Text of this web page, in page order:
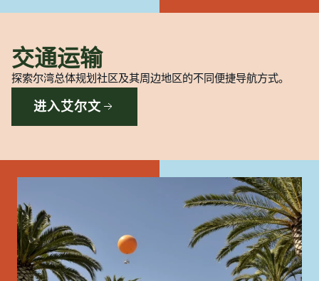
交通运输
探索尔湾总体规划社区及其周边地区的不同便捷导航方式。
进入艾尔文